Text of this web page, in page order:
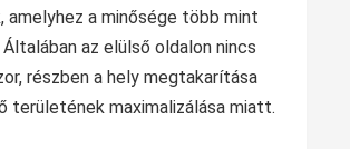
amelyhez a minősége több mint
az elülső oldalon nincs
részben a hely megtakarítása
területének maximalizálása miatt.